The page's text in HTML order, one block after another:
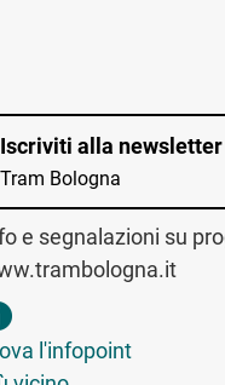
Iscriviti alla newsletter
Tram Bologna
e segnalazioni su
infopoint sulla
l'infopoint